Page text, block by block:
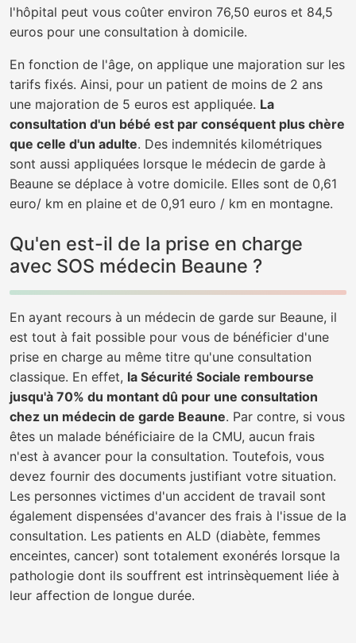
l'hôpital peut vous coûter environ 76,50 euros et 84,5
euros pour une consultation à domicile.
En fonction de l'âge, on applique une majoration sur les
tarifs fixés. Ainsi, pour un patient de moins de 2 ans
une majoration de 5 euros est appliquée. La
consultation d'un bébé est par conséquent plus chère
que celle d'un adulte. Des indemnités kilométriques
sont aussi appliquées lorsque le médecin de garde à
Beaune se déplace à votre domicile. Elles sont de 0,61
euro/ km en plaine et de 0,91 euro / km en montagne.
Qu'en est-il de la prise en charge
avec SOS médecin Beaune ?
En ayant recours à un médecin de garde sur Beaune, il
est tout à fait possible pour vous de bénéficier d'une
prise en charge au même titre qu'une consultation
classique. En effet, la Sécurité Sociale rembourse
jusqu'à 70% du montant dû pour une consultation
chez un médecin de garde Beaune. Par contre, si vous
êtes un malade bénéficiaire de la CMU, aucun frais
n'est à avancer pour la consultation. Toutefois, vous
devez fournir des documents justifiant votre situation.
Les personnes victimes d'un accident de travail sont
également dispensées d'avancer des frais à l'issue de la
consultation. Les patients en ALD (diabète, femmes
enceintes, cancer) sont totalement exonérés lorsque la
pathologie dont ils souffrent est intrinsèquement liée à
leur affection de longue durée.